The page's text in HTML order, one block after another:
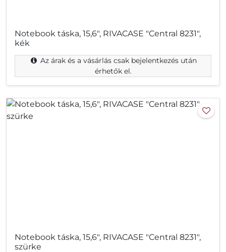
Notebook táska, 15,6", RIVACASE "Central 8231",
kék
Az árak és a vásárlás csak bejelentkezés után
érhetők el.
Notebook táska, 15,6", RIVACASE "Central 8231",
szürke